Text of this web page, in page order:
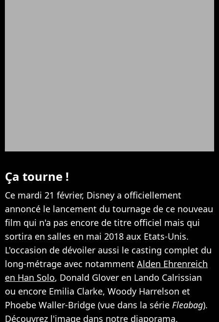
Ça tourne !
Ce mardi 21 février, Disney a officiellement
annoncé le lancement du tournage de ce nouveau
film qui n'a pas encore de titre officiel mais qui
sortira en salles en mai 2018 aux Etats-Unis.
L'occasion de dévoiler aussi le casting complet du
long-métrage avec notamment Alden Ehrenreich
en Han Solo, Donald Glover en Lando Calrissian
ou encore Emilia Clarke, Woody Harrelson et
Phoebe Waller-Bridge (vue dans la série Fleabag).
Découvrez l'image dans notre diaporama.